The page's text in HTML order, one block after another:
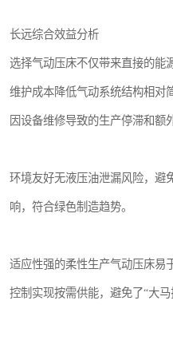
长远综合效益分析
选择气动压床不仅带来直接的能
维护成本降低气动系统结构相对
因设备维修导致的生产停滞和额
环境友好无液压油泄漏风险，避
响，符合绿色制造趋势。
适应性强的柔性生产气动压床易
控制实现按需供能，避免了“大马